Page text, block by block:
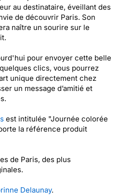
au destinataire, éveillant des
de découvrir Paris. Son
naître un sourire sur le
pour envoyer cette belle
clics, vous pourrez
unique directement chez
un message d’amitié et
est intitulée "Journée colorée
la référence produit
de Paris, des plus
Delaunay.